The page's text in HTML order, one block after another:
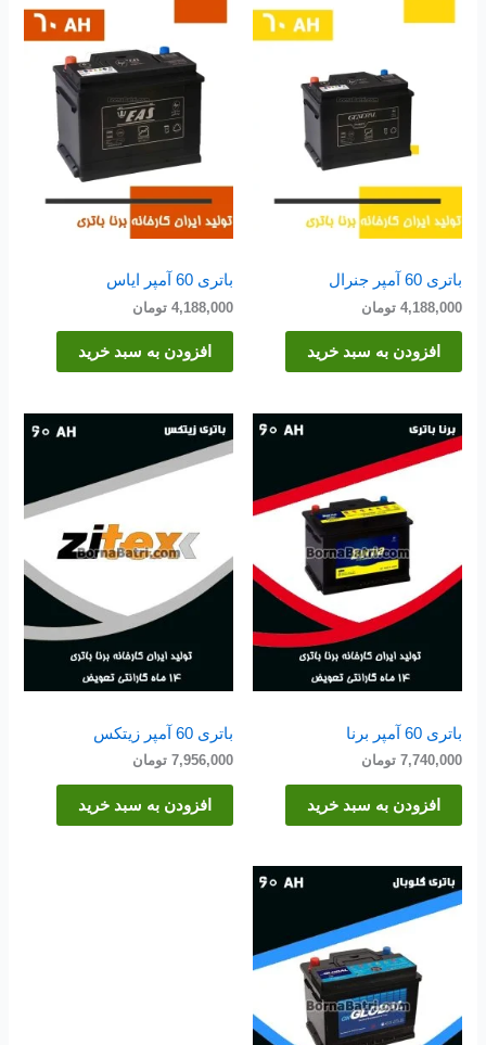
باتری 60 آمپر جنرال
4,188,000 تومان
افزودن به سبد خرید
باتری 60 آمپر ایاس
4,188,000 تومان
افزودن به سبد خرید
باتری 60 آمپر برنا
7,740,000 تومان
افزودن به سبد خرید
باتری 60 آمپر زیتکس
7,956,000 تومان
افزودن به سبد خرید